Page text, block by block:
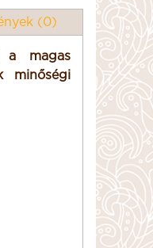
(0)
a magas
minőségi